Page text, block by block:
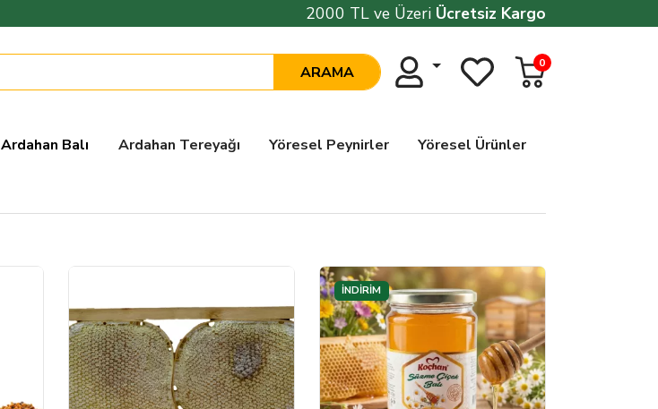
2000 TL ve Üzeri Ücretsiz Kargo
ARAMA
0
Ardahan Balı Ardahan Tereyağı Yöresel Peynirler Yöresel Ürünler
İNDİRİM